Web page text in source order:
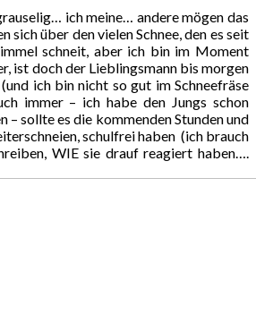
ich meine… andere mögen das
sich über den vielen Schnee, den es seit
schneit, aber ich bin im Moment
ist doch der Lieblingsmann bis morgen
ich bin nicht so gut im Schneefräse
immer – ich habe den Jungs schon
– sollte es die kommenden Stunden und
schulfrei haben (ich brauch
WIE sie drauf reagiert haben….